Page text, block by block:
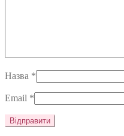
Назва *
Email *